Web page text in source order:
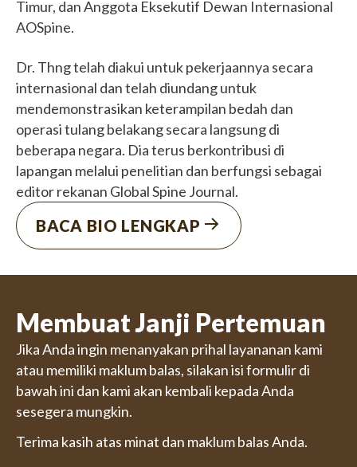
Timur, dan Anggota Eksekutif Dewan Internasional
AOSpine.
Dr. Thng telah diakui untuk pekerjaannya secara
internasional dan telah diundang untuk
mendemonstrasikan keterampilan bedah dan
operasi tulang belakang secara langsung di
beberapa negara. Dia terus berkontribusi di
lapangan melalui penelitian dan berfungsi sebagai
editor rekanan Global Spine Journal.
BACA BIO LENGKAP
Membuat Janji Pertemuan
Jika Anda ingin menanyakan prihal layananan kami
atau memiliki maklum balas, silakan isi formulir di
bawah ini dan kami akan kembali kepada Anda
sesegera mungkin.
Terima kasih atas minat dan maklum balas Anda.